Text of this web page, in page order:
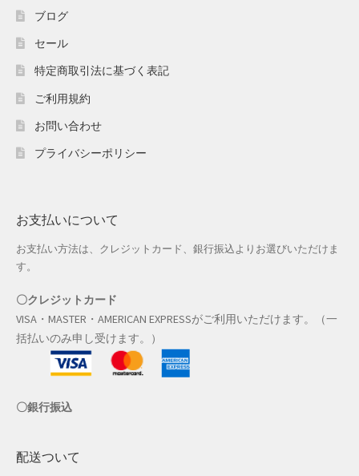
ブログ
セール
特定商取引法に基づく表記
ご利用規約
お問い合わせ
プライバシーポリシー
お支払いについて
お支払い方法は、クレジットカード、銀行振込よりお選びいただけま
す。
〇クレジットカード
VISA・MASTER・AMERICAN EXPRESSがご利用いただけます。（一
括払いのみ申し受けます。）
〇銀行振込
配送ついて